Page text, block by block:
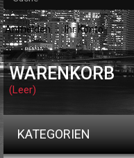
Anmelden Ihr Konto
WARENKORB
(Leer)
KATEGORIEN